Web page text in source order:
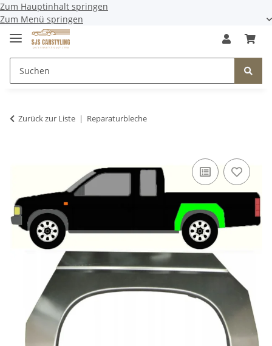
Zum Hauptinhalt springen
Zum Menü springen
Zurück zur Liste Reparaturbleche